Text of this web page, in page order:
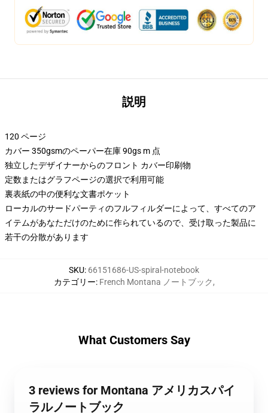
説明
120 ページ
カバー 350gsmのペーパー在庫 90gs m 点
独立したデザイナーからのフロント カバー印刷物
定数またはグラフページの選択で利用可能
裏表紙の中の便利な文書ポケット
ローカルのサードパーティのフルフィルダーによって、すべてのア
イテムがあなただけのために作られているので、受け取った製品に
若干の分散があります
SKU: 66151686-US-spiral-notebook
カテゴリー: French Montana ノートブック,
What Customers Say
3 reviews for Montana アメリカスパイ
ラルノートブック